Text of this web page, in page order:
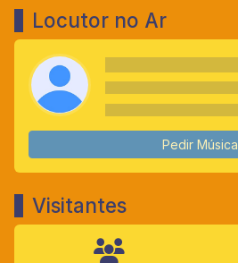
Locutor no Ar
Pedir Música
Visitantes